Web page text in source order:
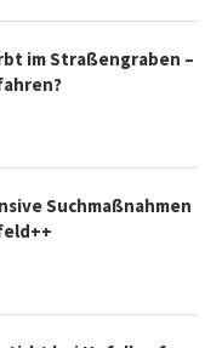
im Straßengraben –
Suchmaßnahmen